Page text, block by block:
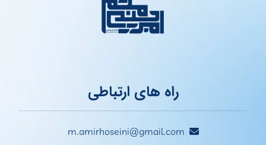
راه های ارتباطی
m.amirhoseini@gmail.com